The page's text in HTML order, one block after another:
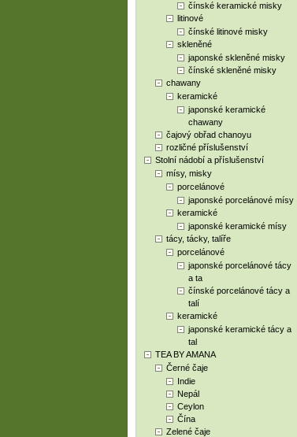
čínské keramické misky
litinové
čínské litinové misky
skleněné
japonské skleněné misky
čínské skleněné misky
chawany
keramické
japonské keramické
chawany
čajový obřad chanoyu
rozličné příslušenství
Stolní nádobí a příslušenství
mísy, misky
porcelánové
japonské porcelánové mísy
keramické
japonské keramické mísy
tácy, tácky, talíře
porcelánové
japonské porcelánové tácy
a ta
čínské porcelánové tácy a
talí
keramické
japonské keramické tácy a
tal
TEA BY AMANA
Černé čaje
Indie
Nepál
Ceylon
Čína
Zelené čaje